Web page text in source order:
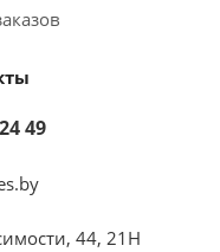
49
44, 21Н